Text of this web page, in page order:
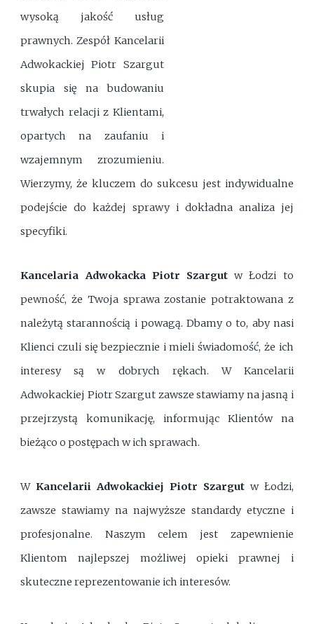
wysoką jakość usług
prawnych. Zespół Kancelarii
Adwokackiej Piotr Szargut
skupia się na budowaniu
trwałych relacji z Klientami,
opartych na zaufaniu i
wzajemnym zrozumieniu.
Wierzymy, że kluczem do sukcesu jest indywidualne
podejście do każdej sprawy i dokładna analiza jej
specyfiki.
Kancelaria Adwokacka Piotr Szargut w Łodzi to
pewność, że Twoja sprawa zostanie potraktowana z
należytą starannością i powagą. Dbamy o to, aby nasi
Klienci czuli się bezpiecznie i mieli świadomość, że ich
interesy są w dobrych rękach. W Kancelarii
Adwokackiej Piotr Szargut zawsze stawiamy na jasną i
przejrzystą komunikację, informując Klientów na
bieżąco o postępach w ich sprawach.
WKancelarii Adwokackiej Piotr Szargutw Łodzi,
zawsze stawiamy na najwyższe standardy etyczne i
profesjonalne. Naszym celem jest zapewnienie
Klientom najlepszej możliwej opieki prawnej i
skuteczne reprezentowanie ich interesów.